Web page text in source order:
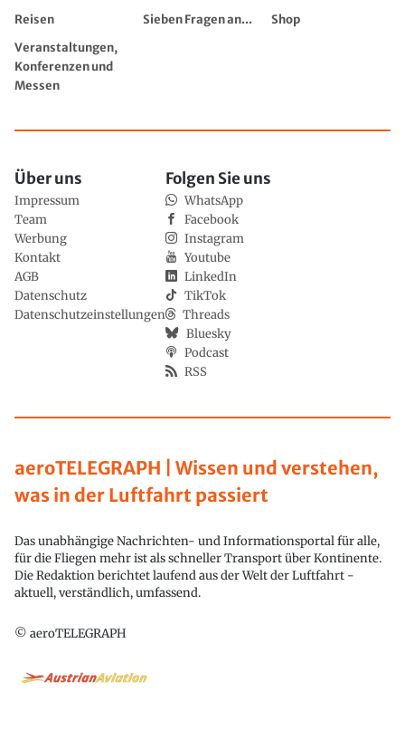
Reisen
Sieben Fragen an...
Shop
Veranstaltungen,
Konferenzen und
Messen
aeroTELEGRAPH | Wissen und verstehen,
was in der Luftfahrt passiert
Das unabhängige Nachrichten- und Informationsportal für alle,
für die Fliegen mehr ist als schneller Transport über Kontinente.
Die Redaktion berichtet laufend aus der Welt der Luftfahrt -
aktuell, verständlich, umfassend.
© aeroTELEGRAPH
Über uns
Impressum
Team
Werbung
Kontakt
AGB
Datenschutz
Datenschutzeinstellungen
Folgen Sie uns
WhatsApp
Facebook
Instagram
Youtube
LinkedIn
TikTok
Threads
Bluesky
Podcast
RSS